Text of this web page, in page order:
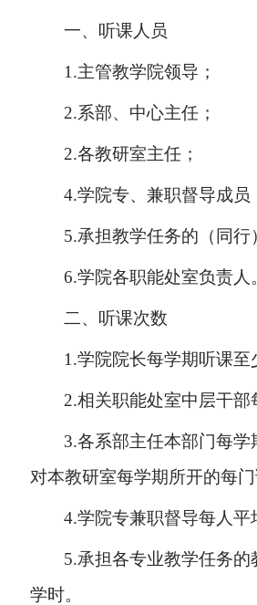
一、听课人员
1.主管教学院领导；
2.系部、中心主任；
2.各教研室主任；
4.学院专、兼职督导成员
5.承担教学任务的（同行
6.学院各职能处室负责人
二、听课次数
1.学院院长每学期听课至
2.相关职能处室中层干部
3.各系部主任本部门每
对本教研室每学期所开的每
4.学院专兼职督导每人平
5.承担各专业教学任务
学时。